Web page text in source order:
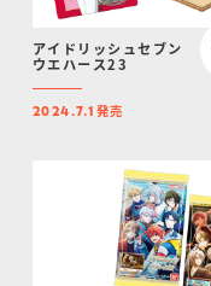
アイドリッシュセブン
ウエハース23
2024.7.1 発売